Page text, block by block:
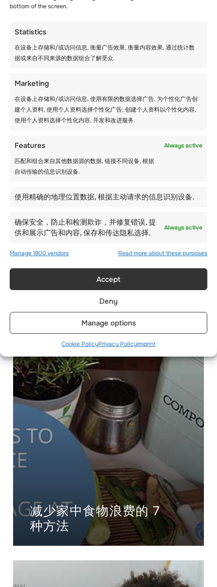
bottom of the screen.
Statistics
在设备上存储和/或访问信息, 衡量广告效果, 衡量内容效果, 通过统计数
据或来自不同来源的数据组合了解受众.
Marketing
在设备上存储和/或访问信息, 使用有限的数据选择广告, 为个性化广告创
建个人资料, 使用个人资料选择个性化广告, 创建个人资料以个性化内容,
使用个人资料选择个性化内容, 开发和改进服务.
Features
Always active
匹配和组合来自其他数据源的数据, 链接不同设备, 根据
自动传输的信息识别设备.
使用精确的地理位置数据, 根据主动请求的信息识别设备.
确保安全，防止和检测欺诈，并修复错误, 提
供和展示广告和内容, 保存和传达隐私选择.
Always active
Manage 1800 vendors Read more about these purposes
Accept
Deny
Manage options
Cookie PolicyPrivacy PolicyImprint
快速学习新语言的五个
简单方法
促进和维持激励性课堂
环境的技巧
减少家中食物浪费的 7
种方法